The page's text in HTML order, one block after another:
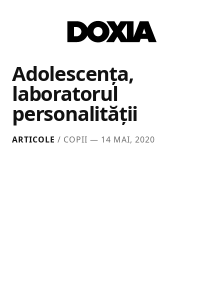
Adolescența,
laboratorul
personalității
ARTICOLE / COPII — 14 MAI, 2020